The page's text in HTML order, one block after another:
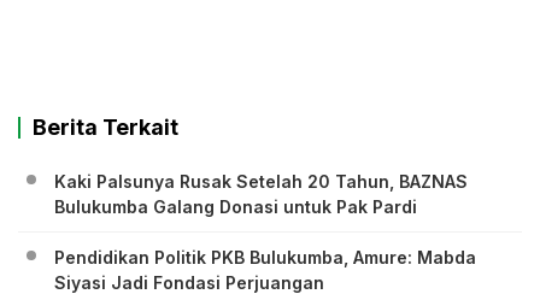
Berita Terkait
Kaki Palsunya Rusak Setelah 20 Tahun, BAZNAS
Bulukumba Galang Donasi untuk Pak Pardi
Pendidikan Politik PKB Bulukumba, Amure: Mabda
Siyasi Jadi Fondasi Perjuangan